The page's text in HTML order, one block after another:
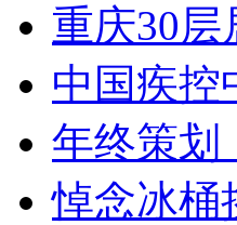
重庆30
中国疾控
年终策划
悼念冰桶